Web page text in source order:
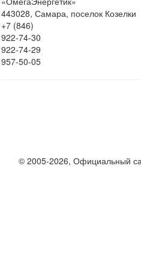
443028, Самара, поселок Козелки
+7 (846)
922-74-30
922-74-29
957-50-05
© 2005-2026, Официальный